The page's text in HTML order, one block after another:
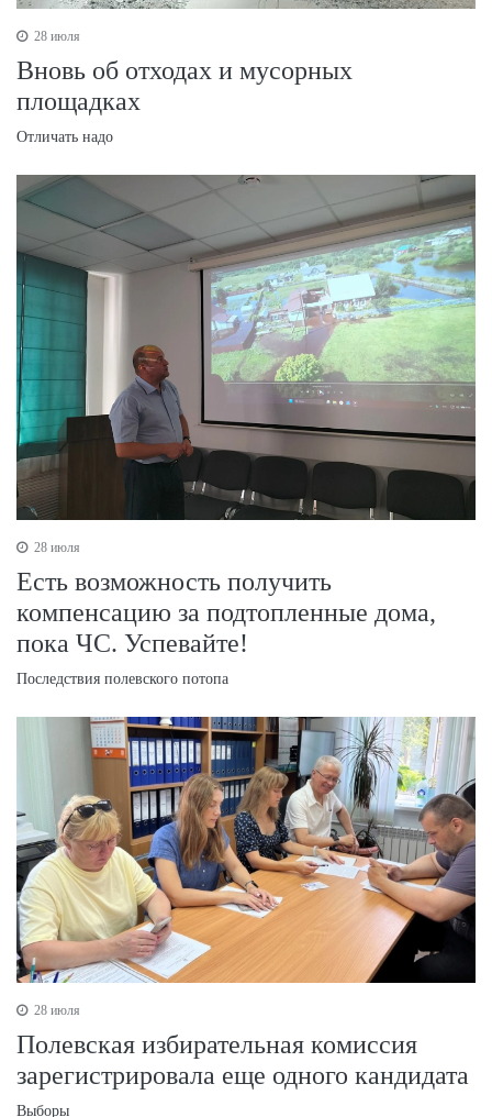
28 июля
Вновь об отходах и мусорных
площадках
Отличать надо
28 июля
Есть возможность получить
компенсацию за подтопленные дома,
пока ЧС. Успевайте!
Последствия полевского потопа
28 июля
Полевская избирательная комиссия
зарегистрировала еще одного кандидата
Выборы